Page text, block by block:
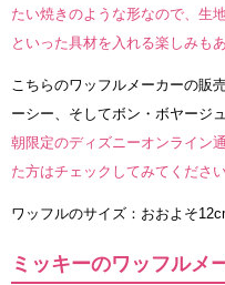
たい焼きのような形なので、生
といった具材を入れる楽しみも
こちらのワッフルメーカーの販
ーシー、そしてボン・ボヤージュ
朝限定のディズニーオンライン
た方はチェックしてみてくださ
ワッフルのサイズ：おおよそ
ミッキーのワッフルメ